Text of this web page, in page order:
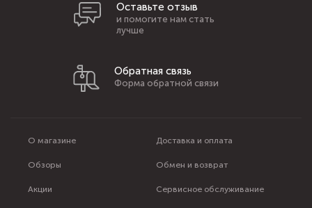
О магазине Доставка и оплата
Обзоры Обмен и возврат
Акции Сервисное обслуживание
Оставьте отзыв
и помогите нам стать
лучше
Обратная связь
Форма обратной связи